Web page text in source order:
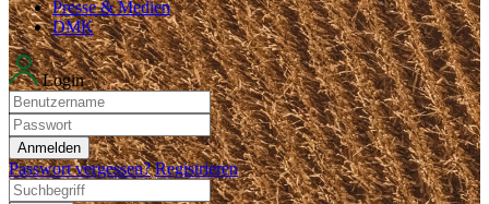
Presse & Medien
DMK
Login
Anmelden
Passwort vergessen? Registrieren